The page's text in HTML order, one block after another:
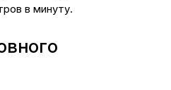
в минуту.